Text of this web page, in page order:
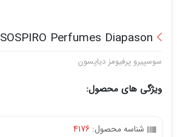
SOSPIRO Perfumes Diapason
سوسپیرو پرفیومز دیاپسون
ویژگی های محصول:
شناسه محصول: 4176